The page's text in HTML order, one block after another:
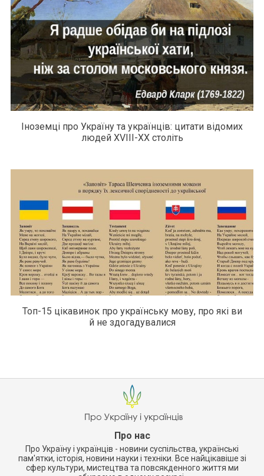
Іноземці про Україну та українців: цитати відомих
людей XVIII-XX століть
Топ-15 цікавинок про українську мову, про які ви
й не здогадувалися
Про нас
Про Україну і українців - новини суспільства, українські
пам'ятки, історія, новини науки і техніки. Все найцікавіше зі
сфер культури, мистецтва та повсякденного життя ми